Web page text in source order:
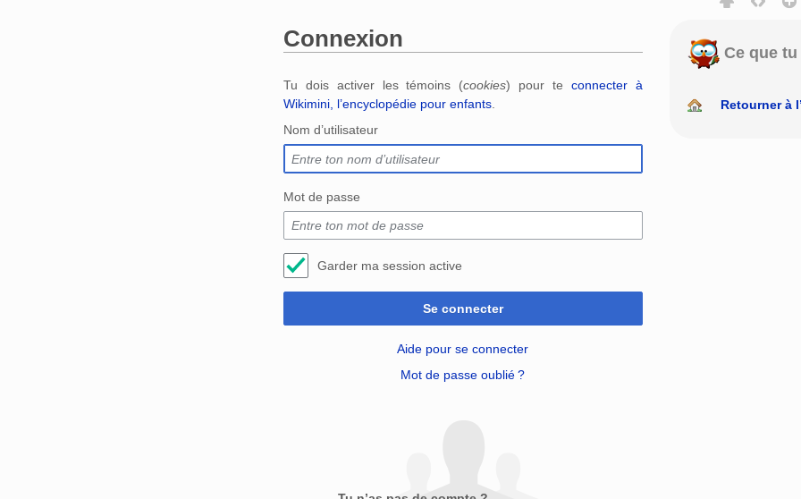
Connexion
Tu dois activer les témoins (cookies) pour te connecter à
Wikimini, l’encyclopédie pour enfants.
Nom d’utilisateur
Mot de passe
Garder ma session active
Se connecter
Aide pour se connecter
Mot de passe oublié ?
Ce que
Retourner à